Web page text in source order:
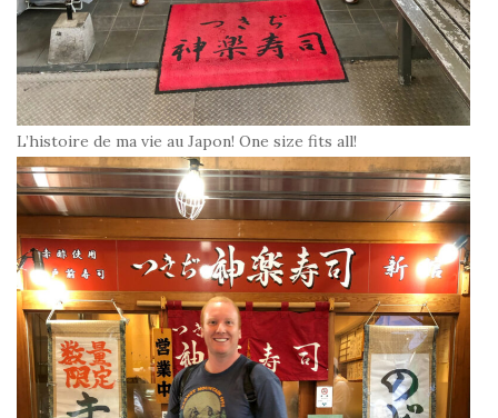
L’histoire de ma vie au Japon! One size fits all!